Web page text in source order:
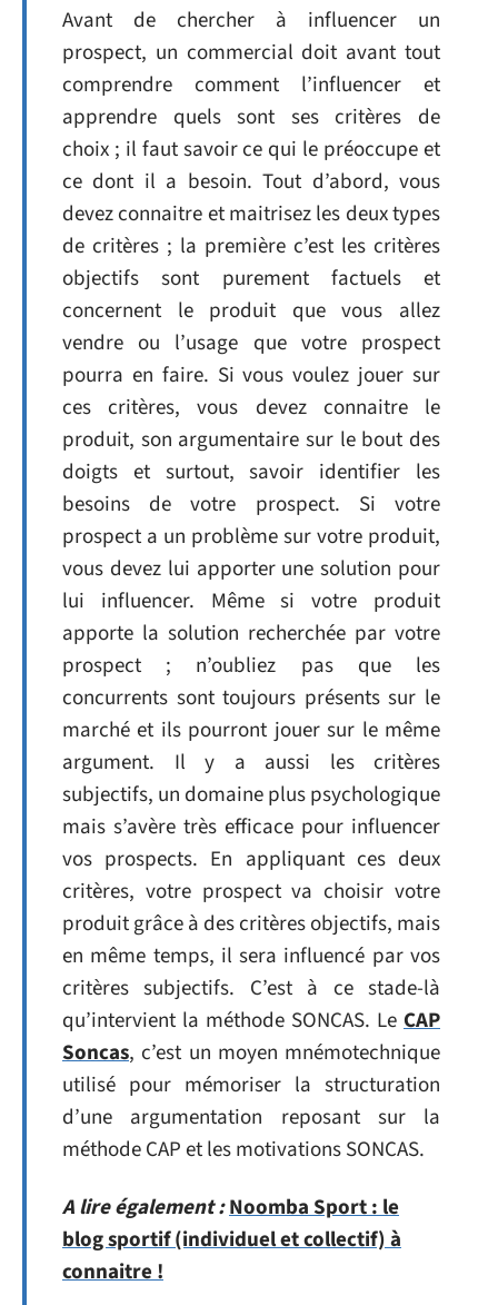
Avant de chercher à influencer un
prospect, un commercial doit avant tout
comprendre comment l’influencer et
apprendre quels sont ses critères de
choix ; il faut savoir ce qui le préoccupe et
ce dont il a besoin. Tout d’abord, vous
devez connaitre et maitrisez les deux types
de critères ; la première c’est les critères
objectifs sont purement factuels et
concernent le produit que vous allez
vendre ou l’usage que votre prospect
pourra en faire. Si vous voulez jouer sur
ces critères, vous devez connaitre le
produit, son argumentaire sur le bout des
doigts et surtout, savoir identifier les
besoins de votre prospect. Si votre
prospect a un problème sur votre produit,
vous devez lui apporter une solution pour
lui influencer. Même si votre produit
apporte la solution recherchée par votre
prospect ; n’oubliez pas que les
concurrents sont toujours présents sur le
marché et ils pourront jouer sur le même
argument. Il y a aussi les critères
subjectifs, un domaine plus psychologique
mais s’avère très efficace pour influencer
vos prospects. En appliquant ces deux
critères, votre prospect va choisir votre
produit grâce à des critères objectifs, mais
en même temps, il sera influencé par vos
critères subjectifs. C’est à ce stade-là
qu’intervient la méthode SONCAS. Le CAP
Soncas, c’est un moyen mnémotechnique
utilisé pour mémoriser la structuration
d’une argumentation reposant sur la
méthode CAP et les motivations SONCAS.
A lire également :Noomba Sport : le
blog sportif (individuel et collectif) à
connaitre !